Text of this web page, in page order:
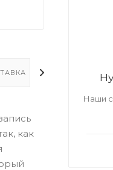
как
Наши